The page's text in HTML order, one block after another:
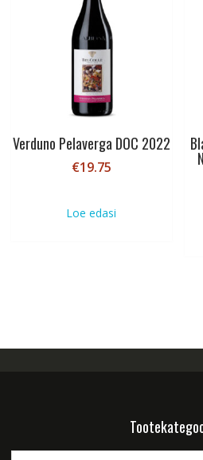
Verduno Pelaverga DOC 2022
€19.75
Loe edasi